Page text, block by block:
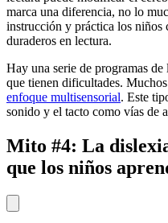
marca una diferencia, no lo
instrucción y práctica los niños
duraderos en lectura.
Hay una serie de programas
que tienen dificultades.
enfoque multisensorial. Este
sonido y el tacto como vías de
Mito #4: La
que los niños